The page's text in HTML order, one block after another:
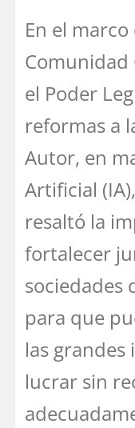
En el
Comunidad
el Poder
reformas a
Autor, en
Artificial
resaltó la
fortalecer
sociedades
para que
las
lucrar sin